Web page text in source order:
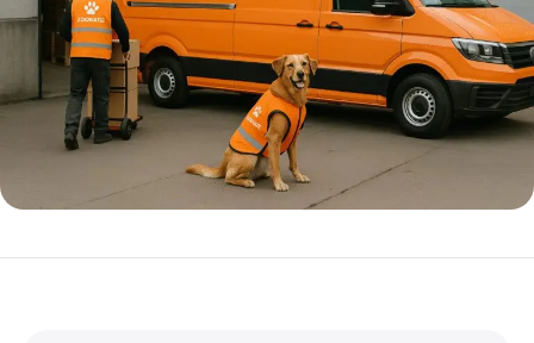
5% korting met code